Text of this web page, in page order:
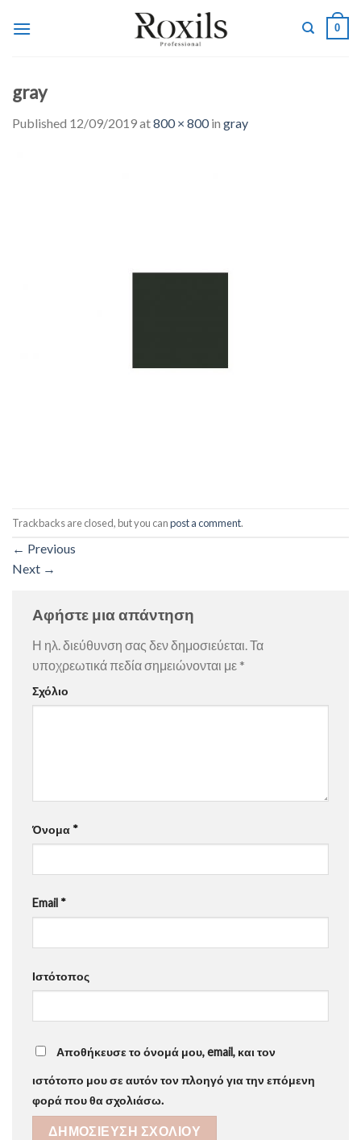
0
gray
Published 12/09/2019at800 × 800in gray
Trackbacks are closed, but you canpost a comment.
← Previous
Next →
Αφήστε μια απάντηση
Η ηλ. διεύθυνση σας δεν δημοσιεύεται.Τα
υποχρεωτικά πεδία σημειώνονται με *
Σχόλιο
Όνομα *
Email *
Ιστότοπος
Αποθήκευσε το όνομά μου, email, και τον
ιστότοπο μου σε αυτόν τον πλοηγό για την επόμενη
φορά που θα σχολιάσω.